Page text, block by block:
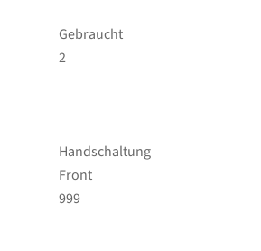
Gebraucht
2
Handschaltung
Front
999